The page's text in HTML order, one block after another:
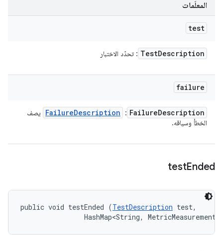
المعلَمات
test
TestDescription : تحدّد الاختبار
failure
FailureDescription
:
FailureDescription
يصف
الخطأ وسياقه.
testEnded
public void testEnded (TestDescription test,
HashMap<String,